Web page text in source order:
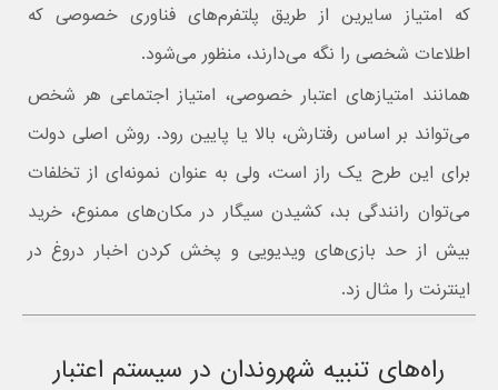
که امتیاز سایرین از طریق پلتفرم‌های فناوری خصوصی که
اطلاعات شخصی را نگه می‌دارند، منظور می‌شود.
همانند امتیازهای اعتبار خصوصی، امتیاز اجتماعی هر شخص
می‌تواند بر اساس رفتارش، بالا یا پایین رود. روش اصلی دولت
برای این طرح یک راز است، ولی به عنوان نمونه‌ای از تخلفات
می‌توان رانندگی بد، کشیدن سیگار در مکان‌های ممنوع، خرید
بیش از حد بازی‌های ویدیویی و پخش کردن اخبار دروغ در
اینترنت را مثال زد.
راه‌های تنبیه شهروندان در سیستم اعتبار